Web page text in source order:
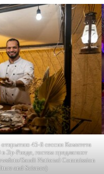
45-й сессии Комитета
Эр-Рияде, гостям предлагают
Saudi National Commission
and Science)